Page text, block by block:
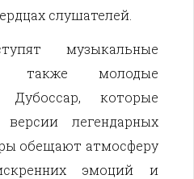
слушателей.
музыкальные
также молодые
которые
легендарных
обещают атмосферу
эмоций и